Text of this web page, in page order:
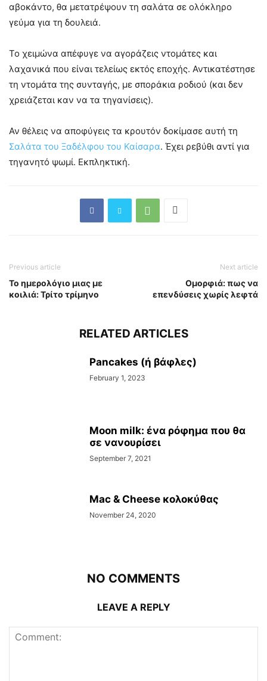
αβοκάντο, θα μετατρέψουν τη σαλάτα σε ολόκληρο
γεύμα για τη δουλειά.
Το χειμώνα απέφυγε να αγοράζεις ντομάτες και
λαχανικά που είναι τελείως εκτός εποχής. Αντικατέστησε
τη ντομάτα της συνταγής, με σποράκια ροδιού (και δεν
χρειάζεται καν να τα τηγανίσεις).
Αν θέλεις να αποφύγεις τα κρουτόν δοκίμασε αυτή τη
Σαλάτα του Ξαδέλφου του Καίσαρα. Έχει ρεβύθι αντί για
τηγανητό ψωμί. Εκπληκτική.
Previous article
Το ημερολόγιο μιας με
κοιλιά: Τρίτο τρίμηνο
Next article
Ομορφιά: πως να
επενδύσεις χωρίς λεφτά
RELATED ARTICLES
Pancakes (ή βάφλες)
February 1, 2023
Moon milk: ένα ρόφημα που θα
σε νανουρίσει
September 7, 2021
Mac & Cheese κολοκύθας
November 24, 2020
NO COMMENTS
LEAVE A REPLY